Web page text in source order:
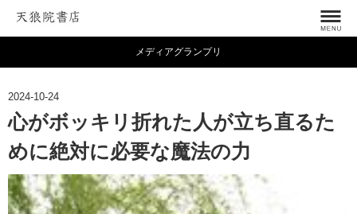
メディアグランプリ
2024-10-24
心がボッキリ折れた人が立ち直るた
めに絶対に必要な魔法の力